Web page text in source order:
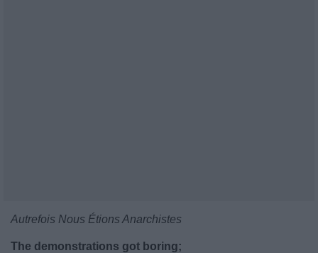
Autrefois Nous Étions Anarchistes
The demonstrations got boring;